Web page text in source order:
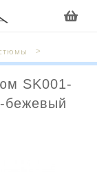
SK001-
бежевый